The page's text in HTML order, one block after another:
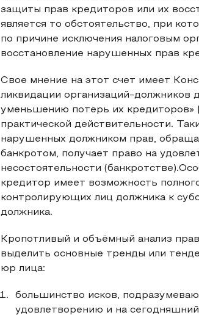
защиты прав кредиторов или их
является то обстоятельство, при
по причине исключения налоговым
восстановление нарушенных прав
Свое мнение на этот счет имеет
ликвидации организаций-
уменьшению потерь их кредиторов»
практической действительности.
нарушенных должником прав,
банкротом, получает право на
несостоятельности
кредитор имеет возможность
контролирующих лиц должника к
должника.
Кропотливый и объёмный анализ
выделить основные тренды или
юр лица:
большинство исков,
удовлетворению и на